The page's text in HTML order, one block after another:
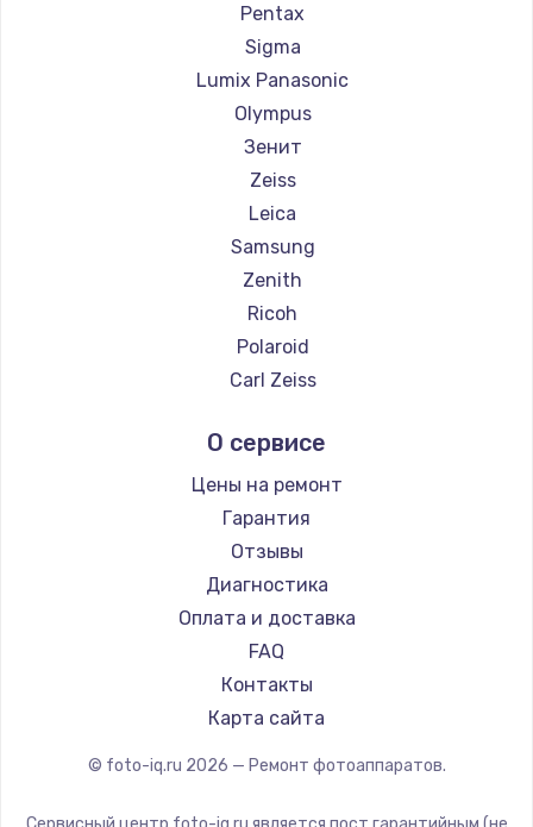
Pentax
Sigma
Lumix Panasonic
Olympus
Зенит
Zeiss
Leica
Samsung
Zenith
Ricoh
Polaroid
Carl Zeiss
LUMIX
Kodak
Blackmagic
О сервисе
Цены на ремонт
Гарантия
Отзывы
Диагностика
Оплата и доставка
FAQ
Контакты
Карта сайта
© foto-iq.ru 2026 — Ремонт фотоаппаратов.